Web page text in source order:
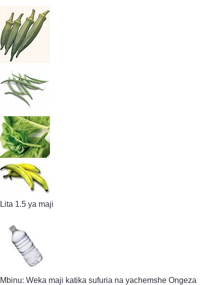
Lita 1.5 ya maji
Mbinu: Weka maji katika sufuria na yachemshe Ongeza